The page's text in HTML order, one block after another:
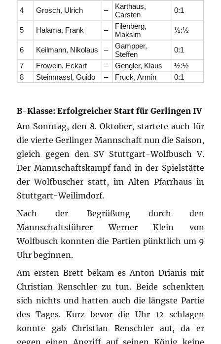
4 Grosch, Ulrich –
Karthaus,
Carsten
0:1
5 Halama, Frank –
Filenberg,
Maksim
½:½
6 Keilmann, Nikolaus –
Gampper,
Steffen
0:1
7
Frowein, Eckart – Gengler, Klaus
½:½
8
Steinmassl, Guido – Fruck, Armin 0:1
B-Klasse: Erfolgreicher Start für Gerlingen IV
Am Sonntag, den 8. Oktober, startete auch für
die vierte Gerlinger Mannschaft nun die Saison,
gleich gegen den SV Stuttgart-Wolfbusch V.
Der Mannschaftskampf fand in der Spielstätte
der Wolfbuscher statt, im Alten Pfarrhaus in
Stuttgart-Weilimdorf.
Nach der Begrüßung durch den
Mannschaftsführer Werner Klein von
Wolfbusch konnten die Partien pünktlich um 9
Uhr beginnen.
Am ersten Brett bekam es Anton Drianis mit
Christian Renschler zu tun. Beide schenkten
sich nichts und hatten auch die längste Partie
des Tages. Kurz bevor die Uhr 12 schlagen
konnte gab Christian Renschler auf, da er
gegen einen Angriff auf seinen König keine